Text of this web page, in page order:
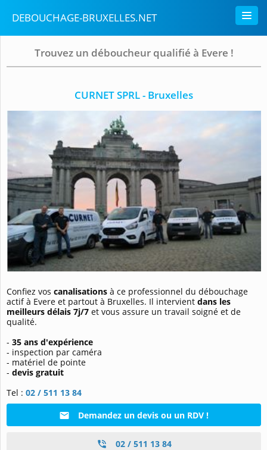
DEBOUCHAGE-BRUXELLES.NET
Trouvez un déboucheur qualifié à Evere !
CURNET SPRL - Bruxelles
Confiez vos canalisations à ce professionnel du débouchage
actif à Evere et partout à Bruxelles. Il intervient dans les
meilleurs délais 7j/7 et vous assure un travail soigné et de
qualité.
- 35 ans d'expérience
- inspection par caméra
- matériel de pointe
- devis gratuit
Tel : 02 / 511 13 84
Demandez un devis ou un RDV !
02 / 511 13 84